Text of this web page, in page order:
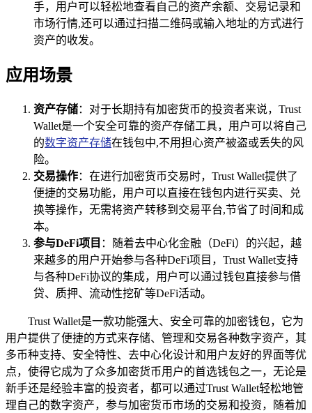
手，用户可以轻松地查看自己的资产余额、交易记录和
市场行情,还可以通过扫描二维码或输入地址的方式进行
资产的收发。
应用场景
资产存储：对于长期持有加密货币的投资者来说，Trust
Wallet是一个安全可靠的资产存储工具，用户可以将自己
的数字资产存储在钱包中,不用担心资产被盗或丢失的风
险。
交易操作：在进行加密货币交易时，Trust Wallet提供了
便捷的交易功能，用户可以直接在钱包内进行买卖、兑
换等操作，无需将资产转移到交易平台,节省了时间和成
本。
参与DeFi项目 ：随着去中心化金融（DeFi）的兴起，越
来越多的用户开始参与各种DeFi项目，Trust Wallet支持
与各种DeFi协议的集成，用户可以通过钱包直接参与借
贷、质押、流动性挖矿等DeFi活动。
Trust Wallet是一款功能强大、安全可靠的加密钱包，它为
用户提供了便捷的方式来存储、管理和交易各种数字资产，其
多币种支持、安全特性、去中心化设计和用户友好的界面等优
点，使得它成为了众多加密货币用户的首选钱包之一，无论是
新手还是经验丰富的投资者，都可以通过Trust Wallet轻松地管
理自己的数字资产，参与加密货币市场的交易和投资，随着加